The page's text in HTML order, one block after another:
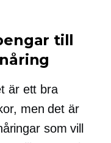
till
är ett bra
men det är
som vill